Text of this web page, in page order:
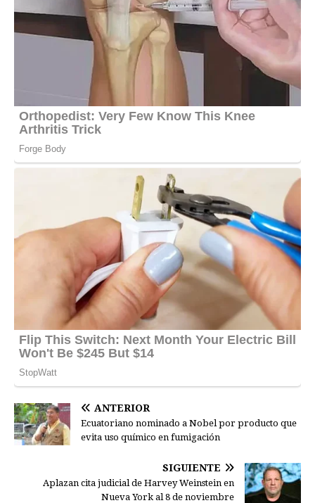
ANTERIOR
Ecuatoriano nominado a Nobel por producto que
evita uso químico en fumigación
SIGUIENTE
Aplazan cita judicial de Harvey Weinstein en
Nueva York al 8 de noviembre